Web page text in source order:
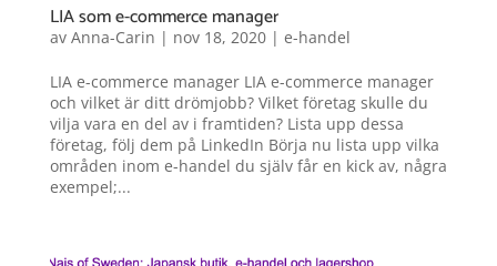
LIA som e-commerce manager
av Anna-Carin | nov 18, 2020| e-handel
LIA e-commerce manager LIA e-commerce manager
och vilket är ditt drömjobb? Vilket företag skulle du
vilja vara en del av i framtiden? Lista upp dessa
företag, följ dem på LinkedIn Börja nu lista upp vilka
områden inom e-handel du själv får en kick av, några
exempel;...